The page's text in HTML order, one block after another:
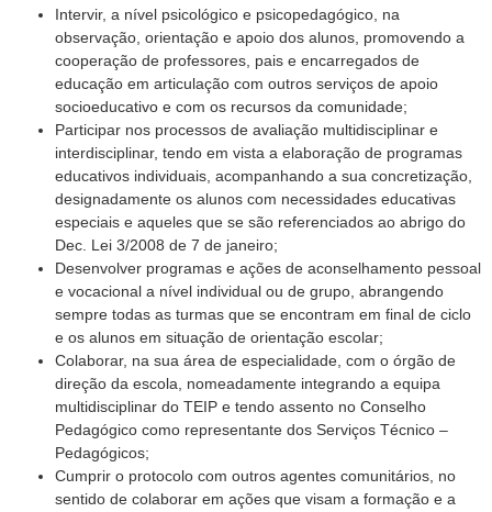
Intervir, a nível psicológico e psicopedagógico, na
observação, orientação e apoio dos alunos, promovendo a
cooperação de professores, pais e encarregados de
educação em articulação com outros serviços de apoio
socioeducativo e com os recursos da comunidade;
Participar nos processos de avaliação multidisciplinar e
interdisciplinar, tendo em vista a elaboração de programas
educativos individuais, acompanhando a sua concretização,
designadamente os alunos com necessidades educativas
especiais e aqueles que se são referenciados ao abrigo do
Dec. Lei 3/2008 de 7 de janeiro;
Desenvolver programas e ações de aconselhamento pessoal
e vocacional a nível individual ou de grupo, abrangendo
sempre todas as turmas que se encontram em final de ciclo
e os alunos em situação de orientação escolar;
Colaborar, na sua área de especialidade, com o órgão de
direção da escola, nomeadamente integrando a equipa
multidisciplinar do TEIP e tendo assento no Conselho
Pedagógico como representante dos Serviços Técnico –
Pedagógicos;
Cumprir o protocolo com outros agentes comunitários, no
sentido de colaborar em ações que visam a formação e a